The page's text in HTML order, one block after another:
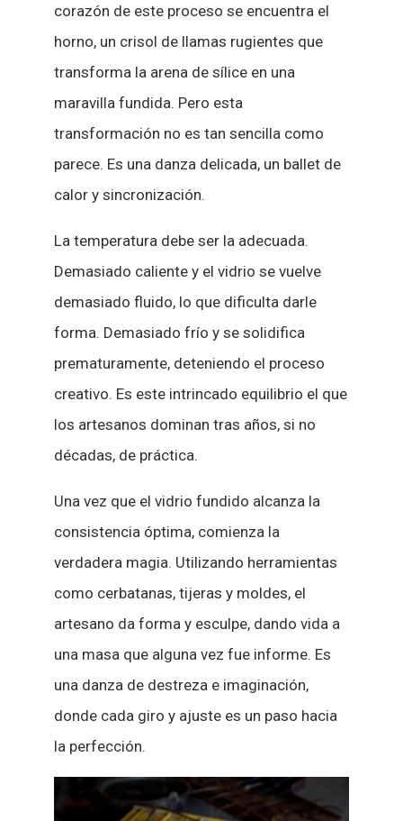
corazón de este proceso se encuentra el
horno, un crisol de llamas rugientes que
transforma la arena de sílice en una
maravilla fundida. Pero esta
transformación no es tan sencilla como
parece. Es una danza delicada, un ballet de
calor y sincronización.
La temperatura debe ser la adecuada.
Demasiado caliente y el vidrio se vuelve
demasiado fluido, lo que dificulta darle
forma. Demasiado frío y se solidifica
prematuramente, deteniendo el proceso
creativo. Es este intrincado equilibrio el que
los artesanos dominan tras años, si no
décadas, de práctica.
Una vez que el vidrio fundido alcanza la
consistencia óptima, comienza la
verdadera magia. Utilizando herramientas
como cerbatanas, tijeras y moldes, el
artesano da forma y esculpe, dando vida a
una masa que alguna vez fue informe. Es
una danza de destreza e imaginación,
donde cada giro y ajuste es un paso hacia
la perfección.